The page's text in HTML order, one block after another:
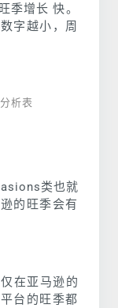
季增长 快。
字越小，周
析表
类也就
的旺季会有
在亚马逊的
台的旺季都